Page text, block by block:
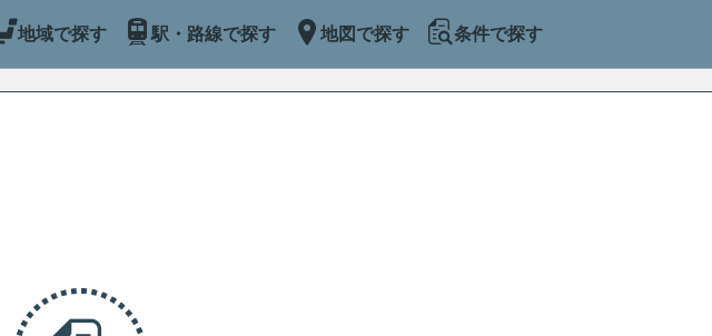
地域で探す 駅・路線で探す 地図で探す 条件で探す